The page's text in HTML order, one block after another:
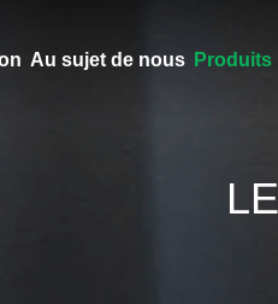
Au sujet de nous Produits